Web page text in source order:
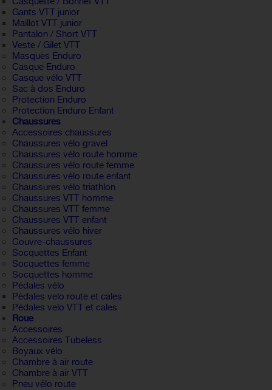
Gants VTT junior
Maillot VTT junior
Pantalon / Short VTT
Veste / Gilet VTT
Masques Enduro
Casque Enduro
Casque vélo VTT
Sac à dos Enduro
Protection Enduro
Protection Enduro Enfant
Chaussures
Accessoires chaussures
Chaussures vélo gravel
Chaussures vélo route homme
Chaussures vélo route femme
Chaussures vélo route enfant
Chaussures vélo triathlon
Chaussures VTT homme
Chaussures VTT femme
Chaussures VTT enfant
Chaussures vélo hiver
Couvre-chaussures
Socquettes Enfant
Socquettes femme
Socquettes homme
Pédales vélo
Pédales velo route et cales
Pédales velo VTT et cales
Roue
Accessoires
Accessoires Tubeless
Boyaux vélo
Chambre à air route
Chambre à air VTT
Pneu vélo route